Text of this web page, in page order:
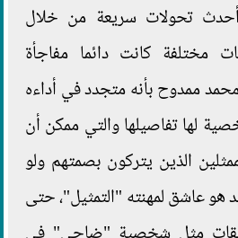
أحدث تحولات سريعة من خلال
مختلفة كانت دائما مفاجأة
محمد ممدوح بأنه متجدد في أداءه
لها تفاصيلها والتي ممكن أن
الذين يتركون بصمتهم ولو
هو عاشق لمهنته "التمثيل"، حتى